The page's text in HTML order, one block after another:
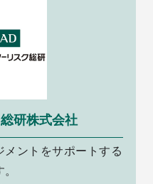
研株式会社
ントをサポートする